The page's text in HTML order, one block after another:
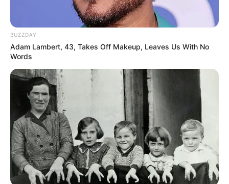
BUZZDAY
Adam Lambert, 43, Takes Off Makeup, Leaves Us With No
Words